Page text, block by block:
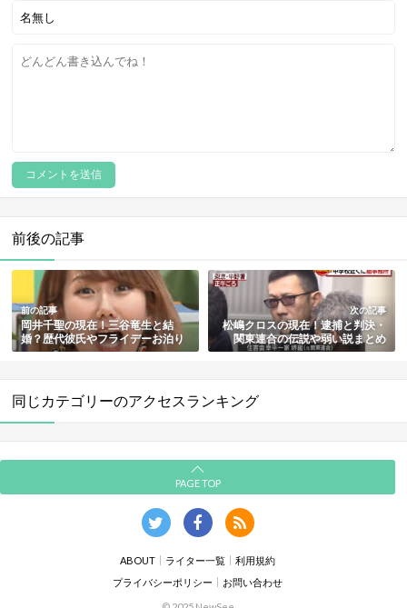
前後の記事
前の記事
岡井千聖の現在！三谷竜生と結
婚？歴代彼氏やフライデーお泊り
報道も総まとめ
次の記事
松嶋クロスの現在！逮捕と判決・
関東連合の伝説や弱い説まとめ
同じカテゴリーのアクセスランキング
PAGE TOP
ABOUT ライター一覧
利用規約
プライバシーポリシー
お問い合わせ